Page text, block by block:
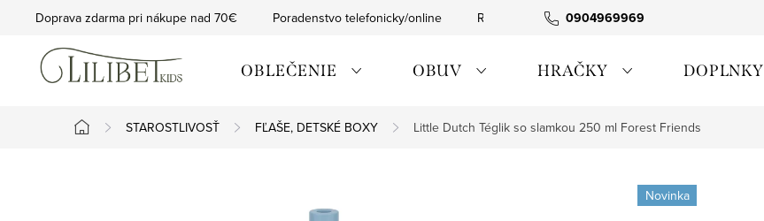
0904969969
Doprava zdarma pri nákupe nad 70€ Poradenstvo telefonicky/online Rýchla expedícia Tovar skladom
OBLEČENIE OBUV HRAČKY DOPLNKY
Domov
STAROSTLIVOSŤ FĽAŠE, DETSKÉ BOXY Little Dutch Téglik so slamkou 250 ml Forest Friends
Novinka